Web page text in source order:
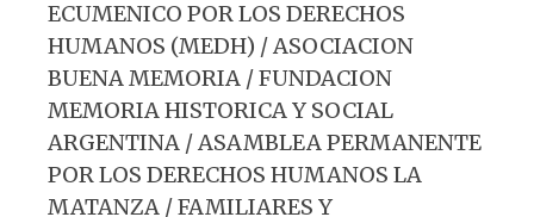
ECUMENICO POR LOS DERECHOS
HUMANOS (MEDH) / ASOCIACION
BUENA MEMORIA / FUNDACION
MEMORIA HISTORICA Y SOCIAL
ARGENTINA / ASAMBLEA PERMANENTE
POR LOS DERECHOS HUMANOS LA
MATANZA / FAMILIARES Y